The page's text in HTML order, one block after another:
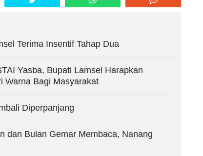
Terima Insentif Tahap Dua
Yasba, Bupati Lamsel Harapkan
Warna Bagi Masyarakat
Diperpanjang
dan Bulan Gemar Membaca, Nanang